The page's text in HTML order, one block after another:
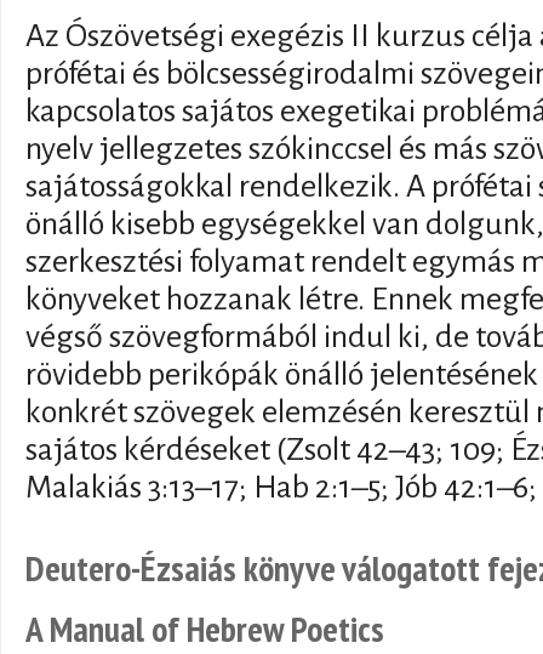
Az Ószövetségi exegézis II kurzus
prófétai és bölcsességirodalmi
kapcsolatos sajátos exegetikai
nyelv jellegzetes szókinccsel és más
sajátosságokkal rendelkezik. A
önálló kisebb egységekkel van
szerkesztési folyamat rendelt egymás
könyveket hozzanak létre. Ennek
végső szövegformából indul ki, de
rövidebb perikópák önálló
konkrét szövegek elemzésén
sajátos kérdéseket (Zsolt 42–43; 109;
Malakiás 3:13–17; Hab 2:1–5; Jób
Deutero-Ézsaiás könyve válogatott
A Manual of Hebrew Poetics